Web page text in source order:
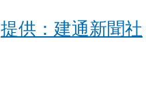
提供：建通新聞社